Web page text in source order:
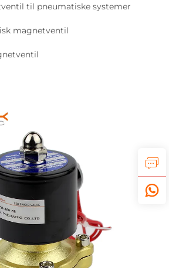
til pneumatiske systemer
magnetventil